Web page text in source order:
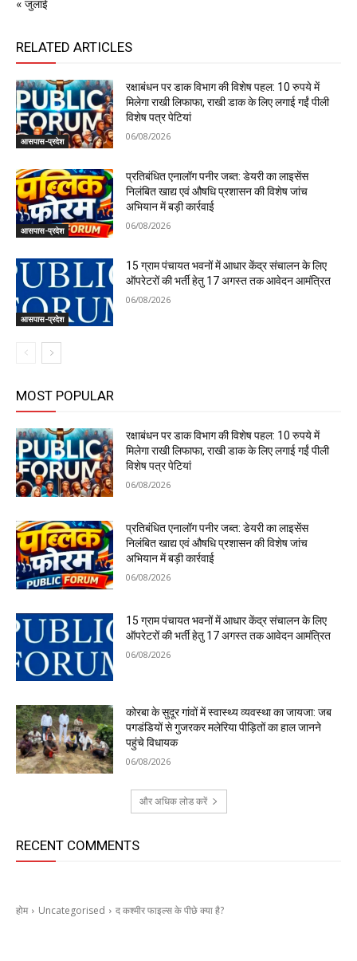
« जुलाई
RELATED ARTICLES
आसपास-प्रदेश
रक्षाबंधन पर डाक विभाग की विशेष पहल: 10 रुपये में
मिलेगा राखी लिफाफा, राखी डाक के लिए लगाई गईं पीली
विशेष पत्र पेटियां
06/08/2026
आसपास-प्रदेश
प्रतिबंधित एनालॉग पनीर जब्त: डेयरी का लाइसेंस
निलंबित खाद्य एवं औषधि प्रशासन की विशेष जांच
अभियान में बड़ी कार्रवाई
06/08/2026
आसपास-प्रदेश
15 ग्राम पंचायत भवनों में आधार केंद्र संचालन के लिए
ऑपरेटरों की भर्ती हेतु 17 अगस्त तक आवेदन आमंत्रित
06/08/2026
MOST POPULAR
रक्षाबंधन पर डाक विभाग की विशेष पहल: 10 रुपये में
मिलेगा राखी लिफाफा, राखी डाक के लिए लगाई गईं पीली
विशेष पत्र पेटियां
06/08/2026
प्रतिबंधित एनालॉग पनीर जब्त: डेयरी का लाइसेंस
निलंबित खाद्य एवं औषधि प्रशासन की विशेष जांच
अभियान में बड़ी कार्रवाई
06/08/2026
15 ग्राम पंचायत भवनों में आधार केंद्र संचालन के लिए
ऑपरेटरों की भर्ती हेतु 17 अगस्त तक आवेदन आमंत्रित
06/08/2026
कोरबा के सुदूर गांवों में स्वास्थ्य व्यवस्था का जायजा: जब
पगडंडियों से गुजरकर मलेरिया पीड़ितों का हाल जानने
पहुंचे विधायक
06/08/2026
और अधिक लोड करें
RECENT COMMENTS